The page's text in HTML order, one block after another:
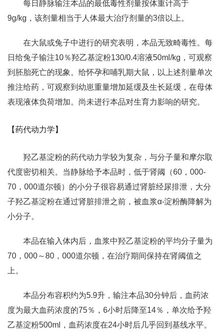
每日静脉输注本品的最低毒性剂量按体重计高于
9g/kg，该剂量相当于人体最大治疗剂量的3倍以上。
在大鼠或兔子中进行的研究表明，本品无致畸毒性。每
日给兔子输注10％羟乙基淀粉130/0.4溶液50ml/kg，可观察
到胚胎死亡的现象。给怀孕和哺乳期大鼠，以上述剂量单次
推注给药，可观察到幼崽重量增加延缓及生长延缓，在母体
表现液体负荷增加。尚未进行本品对生育力影响的研究。
【药代动力学】
羟乙基淀粉的药代动力学较为复杂，与分子量和摩尔取
代度密切相关。当静脉给予本品时，低于肾阈（60，000-
70，000道尔顿）的小分子很容易通过肾脏经尿排泄，大分
子羟乙基淀粉在通过肾脏排泄之前，被血浆α-淀粉酶降解为
小分子。
本品在输入体内后，血浆中羟乙基淀粉的平均分子量为
70，000～80，000道尔顿，在治疗期间保持在肾阈值之
上。
本品分布容积约为5.9升，输注本品30分钟后，血药浓
度为最大血药浓度的75％，6小时后降至14％，单次给予羟
乙基淀粉500ml，血药浓度在24小时后几乎回到基线水平。